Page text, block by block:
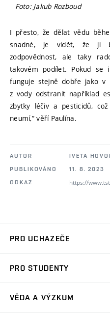
Foto: Jakub Rozboud
I přesto, že dělat vědu
snadné, je vidět, že ji
zodpovědnost, ale taky
takovém podílet. Pokud se
funguje stejně dobře jako
z vody odstranit například
zbytky léčiv a pesticidů,
neumí,“ věří Paulína.
AUTOR
IVETA
PUBLIKOVÁNO
11. 8. 2023
ODKAZ
https://
PRO UCHAZEČE
Ambasadoři studia
PRO STUDENTY
VĚDA A VÝZKUM